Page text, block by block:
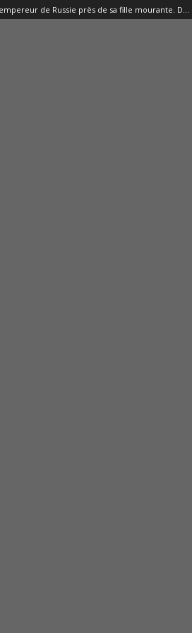
"L'empereur de Russie près de sa fille mourante. Dithyrambe."